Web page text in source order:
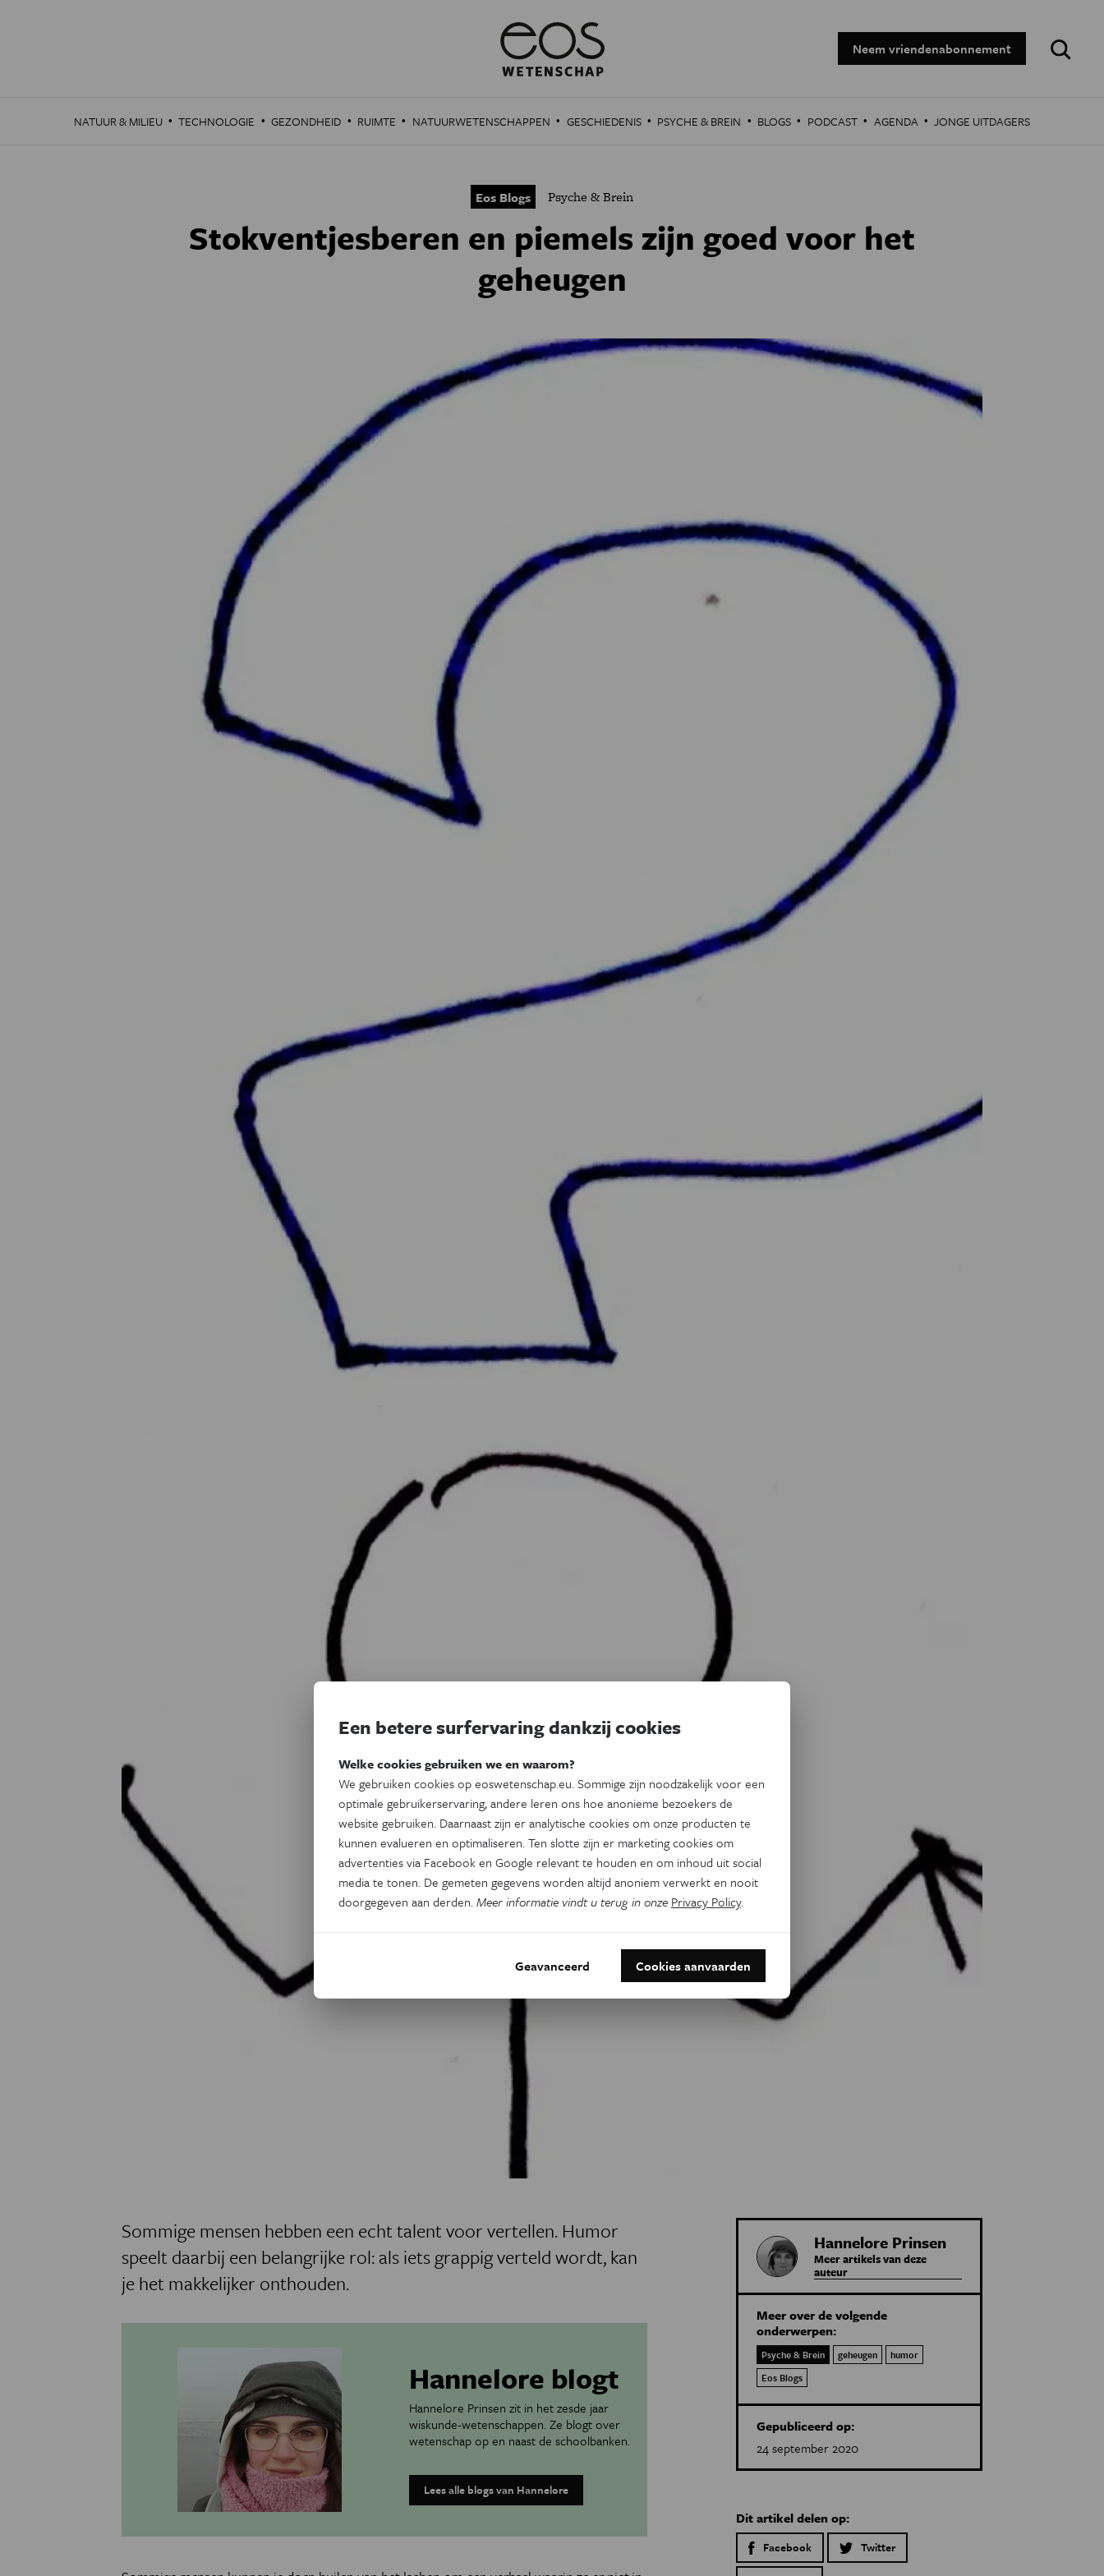
Neem vriendenabonnement
Zoeken:
NATUUR & MILIEU · TECHNOLOGIE · GEZONDHEID · RUIMTE · NATUURWETENSCHAPPEN · GESCHIEDENIS · PSYCHE & BREIN · BLOGS · PODCAST · AGENDA · JONGE UITDAGERS
Eos Blogs Psyche & Brein
Stokventjesberen en piemels zijn goed voor het
geheugen
Sommige mensen hebben een echt talent voor vertellen. Humor
speelt daarbij een belangrijke rol: als iets grappig verteld wordt, kan
je het makkelijker onthouden.
Hannelore blogt
Hannelore Prinsen zit in het zesde jaar
wiskunde-wetenschappen. Ze blogt over
wetenschap op en naast de schoolbanken.
Lees alle blogs van Hannelore
Hannelore Prinsen
Meer artikels van deze
auteur
Meer over de volgende
onderwerpen:
Psyche & Brein geheugen
humor
Eos Blogs
Gepubliceerd op:
24 september 2020
Dit artikel delen op:
Facebook Twitter
Een betere surfervaring dankzij cookies
Welke cookies gebruiken we en waarom?
We gebruiken cookies op eoswetenschap.eu. Sommige zijn noodzakelijk voor een
optimale gebruikerservaring, andere leren ons hoe anonieme bezoekers de
website gebruiken. Daarnaast zijn er analytische cookies om onze producten te
kunnen evalueren en optimaliseren. Ten slotte zijn er marketing cookies om
advertenties via Facebook en Google relevant te houden en om inhoud uit social
media te tonen. De gemeten gegevens worden altijd anoniem verwerkt en nooit
doorgegeven aan derden.Meer informatie vindt u terug in onze Privacy Policy.
Geavanceerd Cookies aanvaarden